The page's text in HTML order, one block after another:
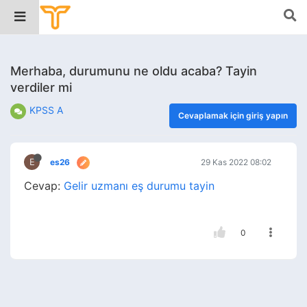
Merhaba, durumunu ne oldu acaba? Tayin
verdiler mi
KPSS A Cevaplamak için giriş yapın
E es26 29 Kas 2022 08:02
Cevap: Gelir uzmanı eş durumu tayin
0